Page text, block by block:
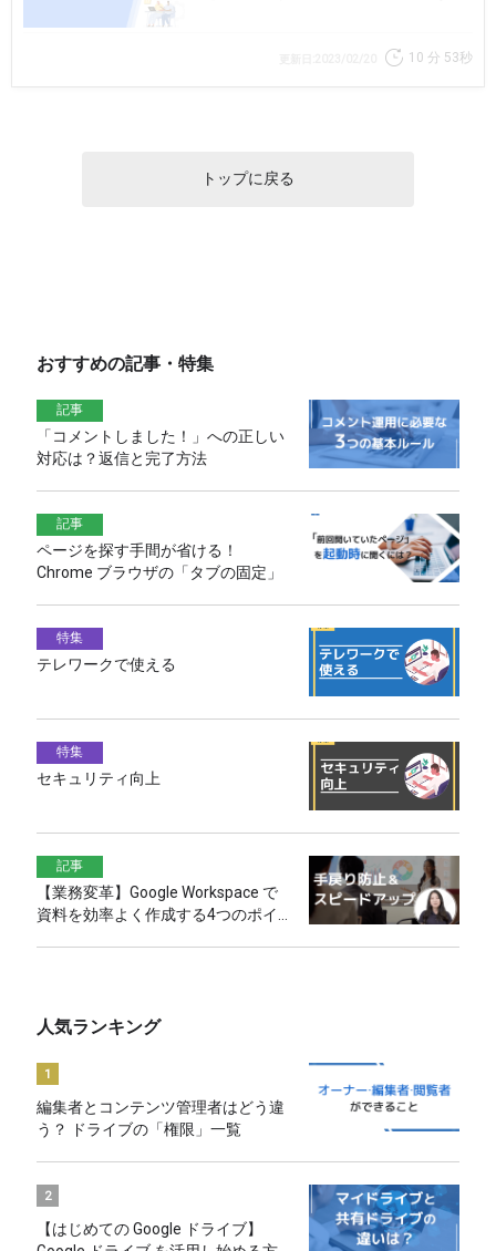
10 分 53秒
トップに戻る
おすすめの記事・特集
記事
「コメントしました！」への正しい
対応は？返信と完了方法
記事
ページを探す手間が省ける！
Chrome ブラウザの「タブの固定」
特集
テレワークで使える
特集
セキュリティ向上
記事
【業務変革】Google Workspace で
資料を効率よく作成する4つのポイ
人気ランキング
1
編集者とコンテンツ管理者はどう違
う？ ドライブの「権限」一覧
2
【はじめての Google ドライブ】